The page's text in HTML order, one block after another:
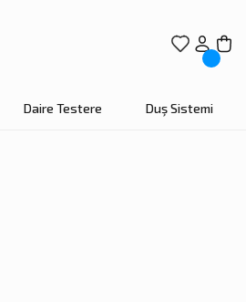
Daire Testere Duş Sistemi